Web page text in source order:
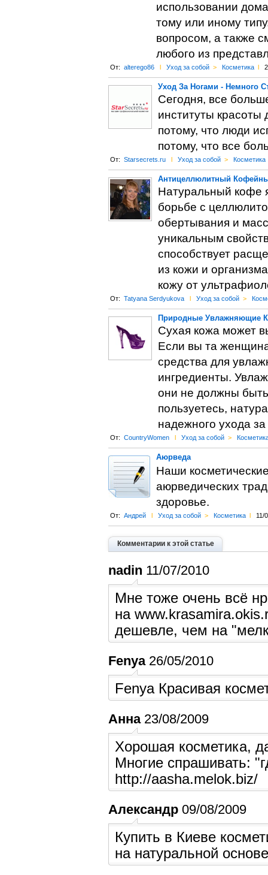
использовании
тому или иному
вопросом, а также
любого из
От: alterego86 l Уход за собой > Косметика l
Уход За Ногами - Немного
Сегодня, все
институты красоты
потому, что люди
потому, что все
От: Starsecrets.ru l Уход за собой > Косметика
Антицеллюлитный
Натуральный кофе
борьбе с
обертывания и
уникальным
способствует
из кожи и
кожу от
От: Tatyana Serdyukova l Уход за собой >
Природные Увлажняющие
Сухая кожа может
Если вы та
средства для
ингредиенты.
они не должны
пользуетесь,
надежного ухода
От: CountryWomen l Уход за собой >
Аюрведа
Наши
аюрведических
здоровье.
От: Андрей l Уход за собой > Косметика l 11/
Комментарии к этой статье
nadin 11/07/2010
Мне тоже очень всё
на
дешевле, чем на
Fenya26/05/2010
Fenya Красивая
Анна23/08/2009
Хорошая косметика,
Многие спрашивать:
http://aasha.melok.biz/
Александр09/08/2009
Купить в Киеве
на натуральной основе